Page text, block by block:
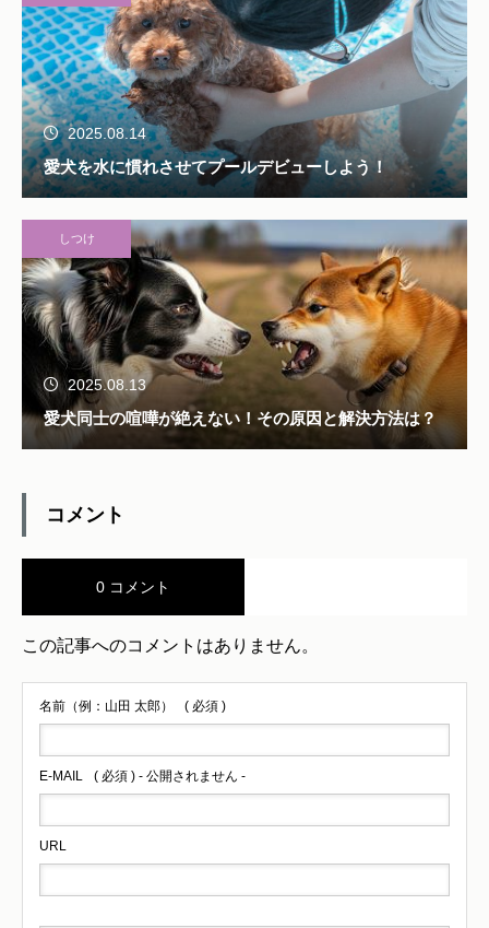
2025.08.14
愛犬を水に慣れさせてプールデビューしよう！
しつけ
2025.08.13
愛犬同士の喧嘩が絶えない！その原因と解決方法は？
コメント
0 コメント
この記事へのコメントはありません。
名前（例：山田 太郎） ( 必須 )
E-MAIL ( 必須 ) - 公開されません -
URL